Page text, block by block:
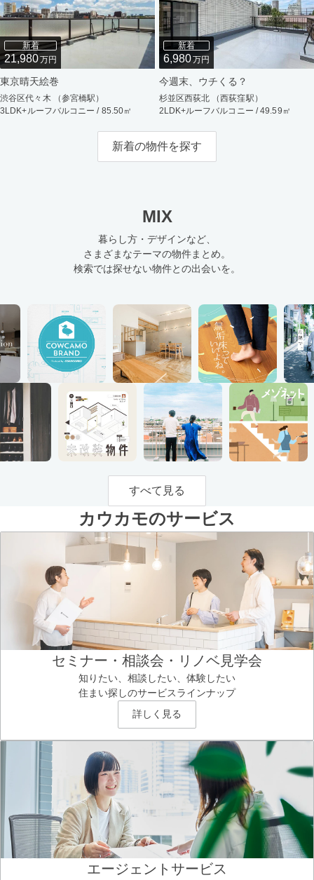
新着
21,980万円
東京晴天絵巻
渋谷区代々木 （参宮橋駅）
3LDK+ルーフバルコニー / 85.50㎡
新着
6,980万円
今週末、ウチくる？
杉並区西荻北 （西荻窪駅）
2LDK+ルーフバルコニー / 49.59㎡
新着の物件を探す
MIX
暮らし方・デザインなど、
さまざまなテーマの物件まとめ。
検索では探せない物件との出会いを。
すべて見る
カウカモのサービス
セミナー・相談会・リノベ見学会
知りたい、相談したい、体験したい
住まい探しのサービスラインナップ
詳しく見る
エージェントサービス